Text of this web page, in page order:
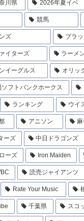
川県 2026年夏イベ
競馬
ズ ブラ
イターズ ラーメ
イーグルス オリッ
ソフトバンクホークス
ランキング ウイ
アニソン
ーズ 中日ドラゴンズ
ーズ Iron Maiden
読売ジャイアンツ
Rate Your Music
千葉県 スコ